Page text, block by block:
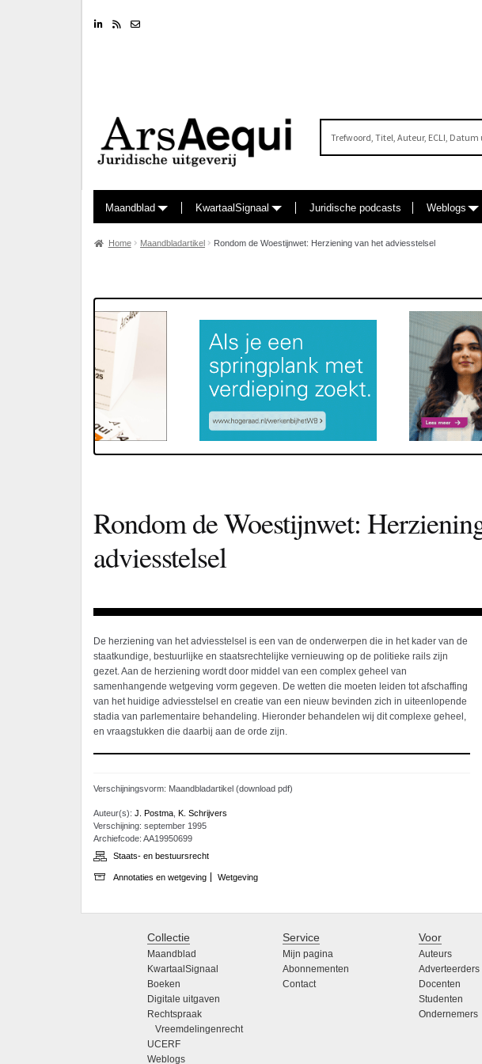
LinkedinRSS feed
Maandblad KwartaalSignaal Juridische podcasts Weblogs
Home Maandbladartikel Rondom de Woestijnwet: Herziening van het adviesstelsel
Rondom de Woestijnwet:
adviesstelsel
De herziening van het adviesstelsel is een van de onderwerpen die in het kader van de
staatkundige, bestuurlijke en staatsrechtelijke vernieuwing op de politieke rails zijn
gezet. Aan de herziening wordt door middel van een complex geheel van
samenhangende wetgeving vorm gegeven. De wetten die moeten leiden tot afschaffing
van het huidige adviesstelsel en creatie van een nieuw bevinden zich in uiteenlopende
stadia van parlementaire behandeling. Hieronder behandelen wij dit complexe geheel,
en vraagstukken die daarbij aan de orde zijn.
Verschijningsvorm: Maandbladartikel (download pdf)
Auteur(s): J. Postma K. Schrijvers
Verschijning: september 1995
Archiefcode: AA19950699
Staats- en bestuursrecht
Annotaties en wetgeving Wetgeving
Collectie
Maandblad
KwartaalSignaal
Boeken
Digitale uitgaven
Rechtspraak
Vreemdelingenrecht
UCERF
Weblogs
Service
Mijn pagina
Abonnementen
Contact
Voor
Auteurs
Adverteerders
Docenten
Studenten
Ondernemers